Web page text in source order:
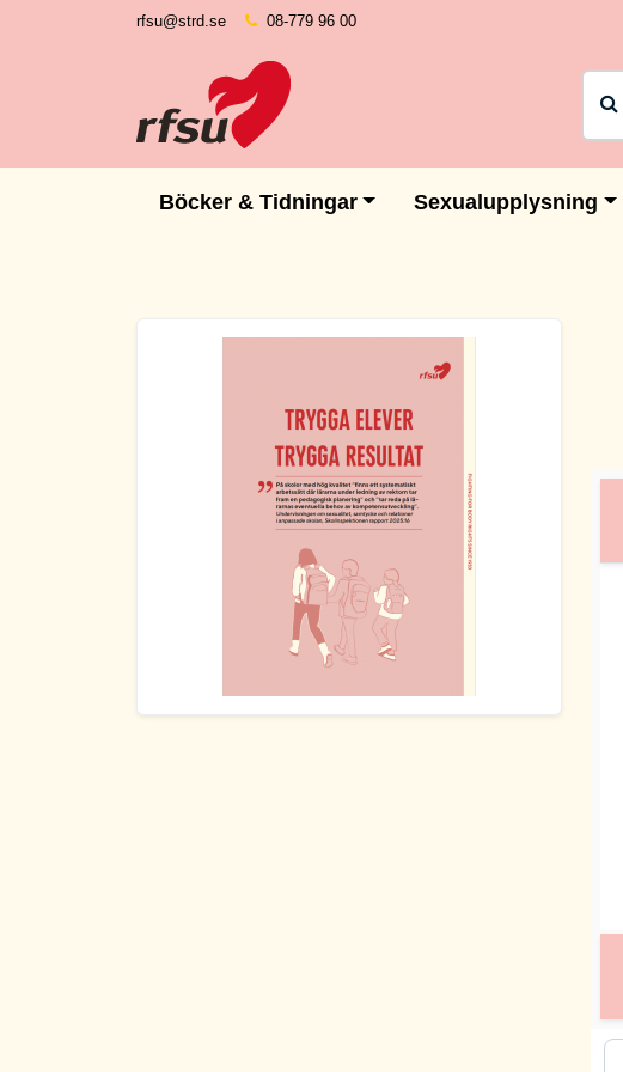
rfsu@strd.se 08-779 96 00
Böcker & Tidningar Sexualupplysning